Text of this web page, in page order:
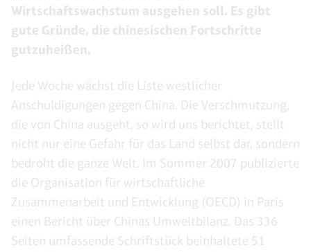
Wirtschaftswachstum ausgehen soll. Es gibt
gute Gründe, die chinesischen Fortschritte
gutzuheißen.
Jede Woche wächst die Liste westlicher
Anschuldigungen gegen China. Die Verschmutzung,
die von China ausgeht, so wird uns berichtet, stellt
nicht nur eine Gefahr für das Land selbst dar, sondern
bedroht die ganze Welt. Im Sommer 2007 publizierte
die Organisation für wirtschaftliche
Zusammenarbeit und Entwicklung (OECD) in Paris
einen Bericht über Chinas Umweltbilanz. Das 336
Seiten umfassende Schriftstück beinhaltete 51